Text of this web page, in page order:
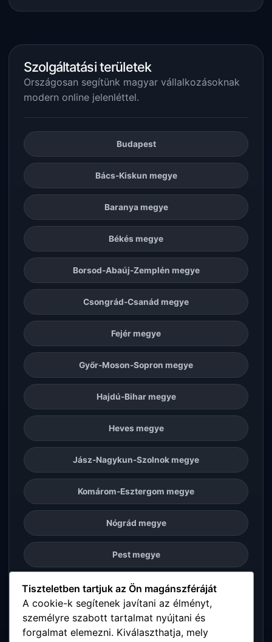
Szolgáltatási területek
Országosan segítünk magyar vállalkozásoknak
modern online jelenléttel.
Budapest
Bács-Kiskun megye
Baranya megye
Békés megye
Borsod-Abaúj-Zemplén megye
Csongrád-Csanád megye
Fejér megye
Győr-Moson-Sopron megye
Hajdú-Bihar megye
Heves megye
Jász-Nagykun-Szolnok megye
Komárom-Esztergom megye
Nógrád megye
Pest megye
Somogy megye
Szabolcs-Szatmár-Bereg megye
Tiszteletben tartjuk az Ön magánszféráját
A cookie-k segítenek javítani az élményt,
személyre szabott tartalmat nyújtani és
forgalmat elemezni. Kiválaszthatja, mely